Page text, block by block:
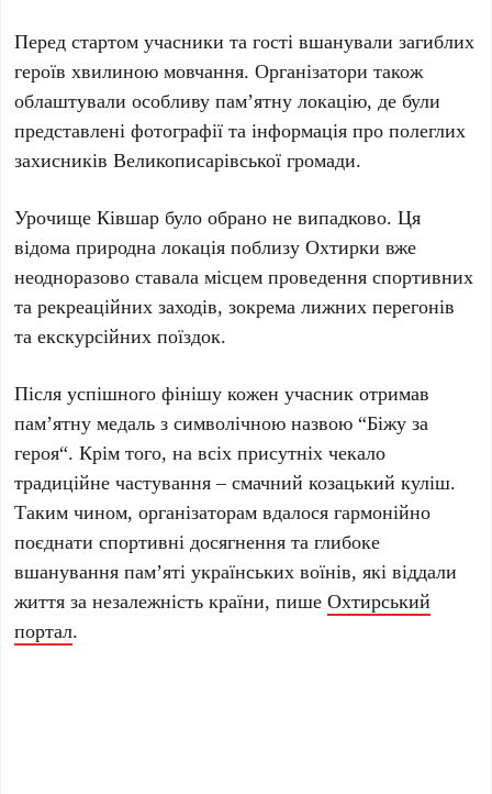
Перед стартом учасники та гості вшанували загиблих
героїв хвилиною мовчання. Організатори також
облаштували особливу пам’ятну локацію, де були
представлені фотографії та інформація про полеглих
захисниківВеликописарівської громади.
УрочищеКівшар було обрано не випадково. Ця
відома природна локація поблизуОхтирки вже
неодноразово ставала місцем проведення спортивних
та рекреаційних заходів, зокрема лижних перегонів
та екскурсійних поїздок.
Після успішного фінішу кожен учасник отримав
пам’ятну медаль з символічною назвою “Біжу за
героя“. Крім того, на всіх присутніх чекало
традиційне частування – смачний козацький куліш.
Таким чином, організаторам вдалося гармонійно
поєднати спортивні досягнення та глибоке
вшанування пам’яті українських воїнів, які віддали
життя за незалежність країни, пишеОхтирський
портал.